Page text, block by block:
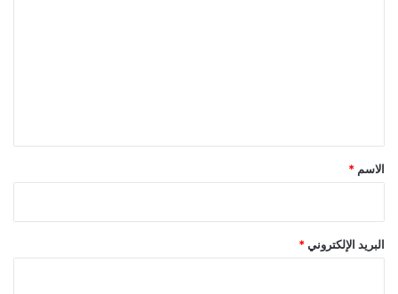
*
الاسم *
البريد الإلكتروني *